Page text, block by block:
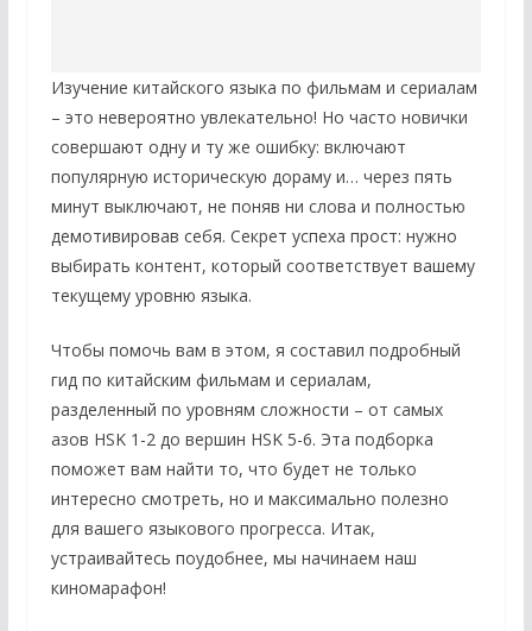
Изучение китайского языка по фильмам и сериалам
– это невероятно увлекательно! Но часто новички
совершают одну и ту же ошибку: включают
популярную историческую дораму и… через пять
минут выключают, не поняв ни слова и полностью
демотивировав себя. Секрет успеха прост: нужно
выбирать контент, который соответствует вашему
текущему уровню языка.
Чтобы помочь вам в этом, я составил подробный
гид по китайским фильмам и сериалам,
разделенный по уровням сложности – от самых
азов HSK 1-2 до вершин HSK 5-6. Эта подборка
поможет вам найти то, что будет не только
интересно смотреть, но и максимально полезно
для вашего языкового прогресса. Итак,
устраивайтесь поудобнее, мы начинаем наш
киномарафон!